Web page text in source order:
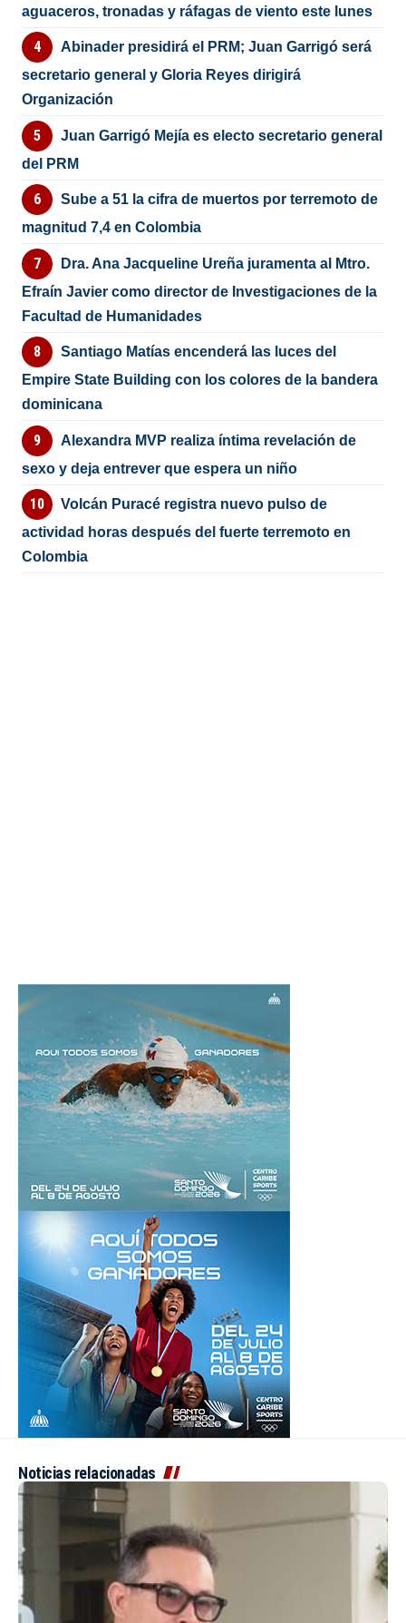
aguaceros, tronadas y ráfagas de viento este lunes
Abinader presidirá el PRM; Juan Garrigó será
secretario general y Gloria Reyes dirigirá
Organización
Juan Garrigó Mejía es electo secretario general
del PRM
Sube a 51 la cifra de muertos por terremoto de
magnitud 7,4 en Colombia
Dra. Ana Jacqueline Ureña juramenta al Mtro.
Efraín Javier como director de Investigaciones de la
Facultad de Humanidades
Santiago Matías encenderá las luces del
Empire State Building con los colores de la bandera
dominicana
Alexandra MVP realiza íntima revelación de
sexo y deja entrever que espera un niño
Volcán Puracé registra nuevo pulso de
actividad horas después del fuerte terremoto en
Colombia
Noticias relacionadas